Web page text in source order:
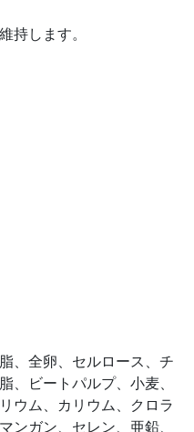
持します。
、全卵、セルロース、チ
、ビートパルプ、小麦、
ウム、カリウム、クロラ
ンガン、セレン、亜鉛、